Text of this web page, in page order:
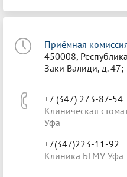
Приёмная
450008,
Заки Валиди, д.
+7 (347) 273-87-54
Клиническая
Уфа
+7(347)223-11-92
Клиника БГМУ Уфа